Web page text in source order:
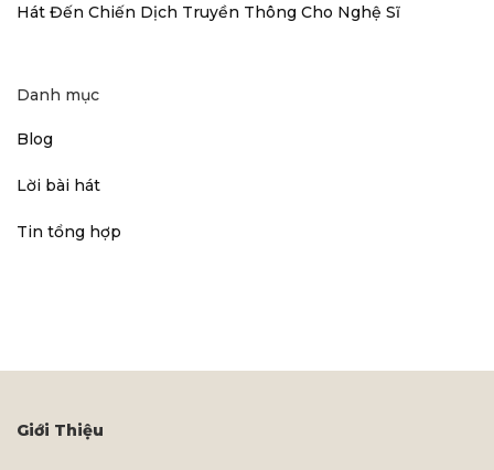
Hát Đến Chiến Dịch Truyền Thông Cho Nghệ Sĩ
Danh mục
Blog
Lời bài hát
Tin tổng hợp
Giới Thiệu